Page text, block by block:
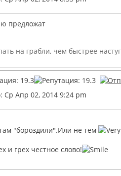
предложат
на грабли, чем быстрее
Ср Апр 02, 2014 9:24 pm
"бороздили".Или не тем
и грех честное слово!